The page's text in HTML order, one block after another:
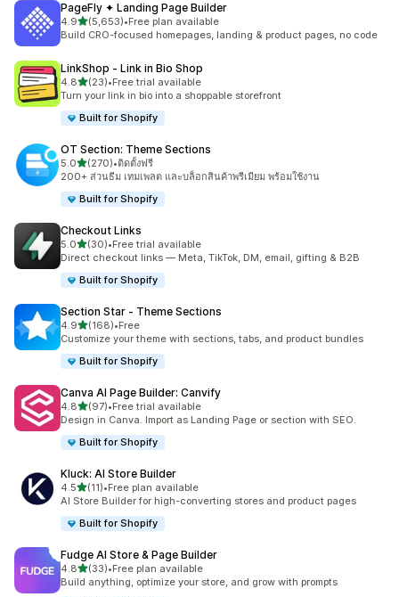
PageFly ✦ Landing Page Builder
4.9เต็ม 5 ดาว
(5,653)
ทั้งหมด 5653 รีวิว
•Free plan available
Build CRO-focused homepages, landing & product pages, no code
LinkShop ‑ Link in Bio Shop
4.8เต็ม 5 ดาว
(23)
ทั้งหมด 23 รีวิว
•Free trial available
Turn your link in bio into a shoppable storefront
Built for Shopify
OT Section: Theme Sections
5.0เต็ม 5 ดาว
(270)
ทั้งหมด 270 รีวิว
•ติดตั้งฟรี
200+ ส่วนธีม เทมเพลต และบล็อกสินค้าพรีเมียม พร้อมใช้งาน
Built for Shopify
Checkout Links
5.0เต็ม 5 ดาว
(30)
ทั้งหมด 30 รีวิว
•Free trial available
Direct checkout links — Meta, TikTok, DM, email, gifting & B2B
Built for Shopify
Section Star ‑ Theme Sections
4.9เต็ม 5 ดาว
(168)
ทั้งหมด 168 รีวิว
•Free
Customize your theme with sections, tabs, and product bundles
Built for Shopify
Canva AI Page Builder: Canvify
4.8เต็ม 5 ดาว
(97)
ทั้งหมด 97 รีวิว
•Free trial available
Design in Canva. Import as Landing Page or section with SEO.
Built for Shopify
Kluck: AI Store Builder
4.5เต็ม 5 ดาว
(11)
ทั้งหมด 11 รีวิว
•Free plan available
AI Store Builder for high-converting stores and product pages
Built for Shopify
Fudge AI Store & Page Builder
4.8เต็ม 5 ดาว
(33)
ทั้งหมด 33 รีวิว
•Free plan available
Build anything, optimize your store, and grow with prompts